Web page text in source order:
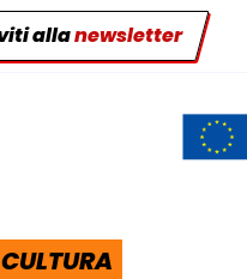
allanewsletter
CULTURA